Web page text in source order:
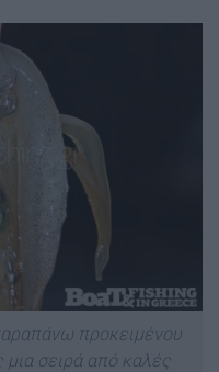
προκειμένου
μια σειρά από καλές